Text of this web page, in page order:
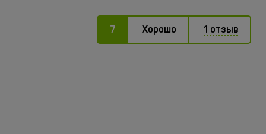
7 Хорошо 1 отзыв